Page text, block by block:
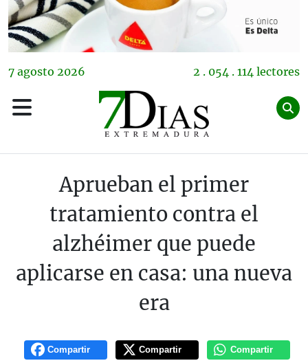
7 agosto 2026 2 . 054 . 114 lectores
Aprueban el primer
tratamiento contra el
alzhéimer que puede
aplicarse en casa: una nueva
era
Compartir Compartir Compartir